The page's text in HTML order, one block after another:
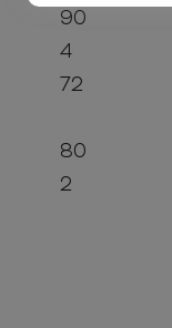
90
4
72
80
2